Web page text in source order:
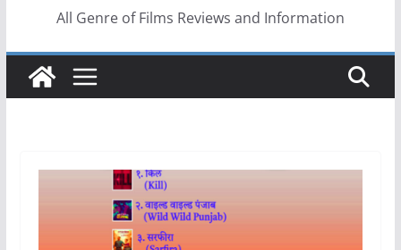
All Genre of Films Reviews and Information